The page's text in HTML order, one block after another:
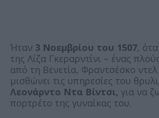
Ήταν 3 Νοεμβρίου του 1507,
της Λίζα Γκεραρντίνι – ένας
από τη Βενετία, Φραντσέσκο
μισθώνει τις υπηρεσίες του
Λεονάρντο Ντα Βίντσι, για να
πορτρέτο της γυναίκας του.